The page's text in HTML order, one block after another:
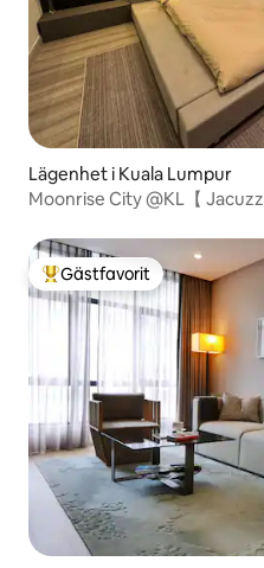
Lägenhet i Kuala Lumpur
Moonrise City @KL【
Populär gästfavorit
Gästfavorit